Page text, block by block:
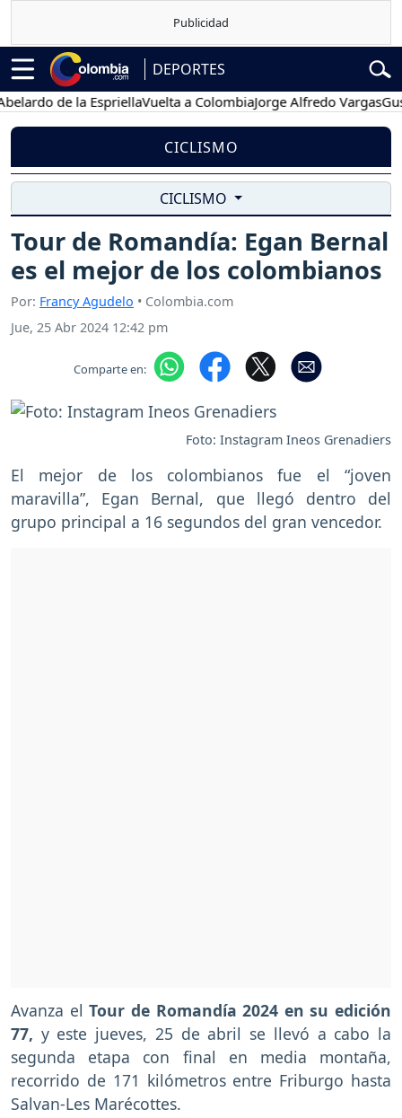
DEPORTES
de la EspriellaVuelta a ColombiaJorge Alfredo Vargas
CICLISMO
CICLISMO
Tour de Romandía: Egan Bernal
es el mejor de los colombianos
Por: Francy Agudelo • Colombia.com
Jue, 25 Abr 2024 12:42 pm
Comparte en:
Foto: Instagram Ineos Grenadiers
El mejor de los colombianos fue el “joven
maravilla”, Egan Bernal, que llegó dentro del
grupo principal a 16 segundos del gran vencedor.
Avanza elTour de Romandía 2024 en su edición
77, y este jueves, 25 de abril se llevó a cabo la
segunda etapa con final en media montaña,
recorrido de 171 kilómetros entre Friburgo hasta
Salvan-Les Marécottes.